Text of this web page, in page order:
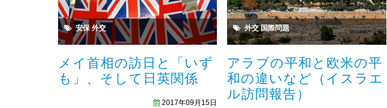
安保 外交
メイ首相の訪日と「いず
も」、そして日英関係
2017年09月15日
外交 国際問題
アラブの平和と欧米の平
和の違いなど（イスラエ
ル訪問報告）